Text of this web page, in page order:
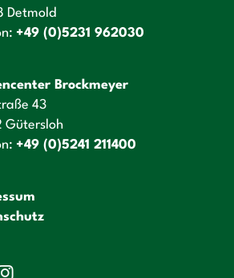
Detmold
+49 (0)5231 962030
Brockmeyer
43
Gütersloh
+49 (0)5241 211400